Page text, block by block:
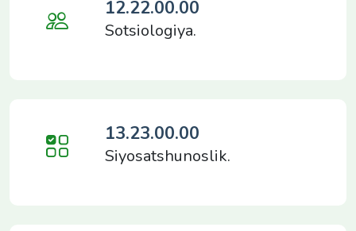
12.22.00.00
Sotsiologiya.
13.23.00.00
Siyosatshunoslik.